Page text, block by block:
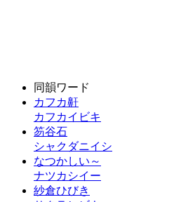
同韻ワード
カフカ鼾
カフカイビキ
笏谷石
シャクダニイシ
なつかしい～
ナツカシイー
紗倉ひびき